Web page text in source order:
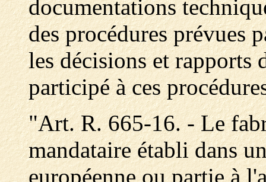
documentations
des procédures prévues
les décisions et rapports
participé à ces
"Art. R. 665-16. - Le
mandataire établi dans
européenne ou partie à